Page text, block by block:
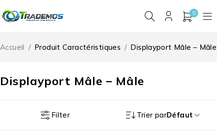
0
Displayport Mâle – Mâle
Accueil / Produit Caractéristiques / Displayport Mâle – Mâle
Filter Trier parDéfaut